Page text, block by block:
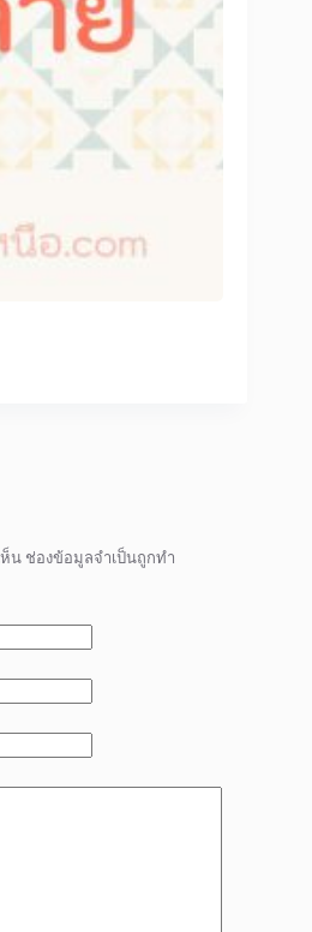
น ช่องข้อมูลจำเป็นถูกทำ